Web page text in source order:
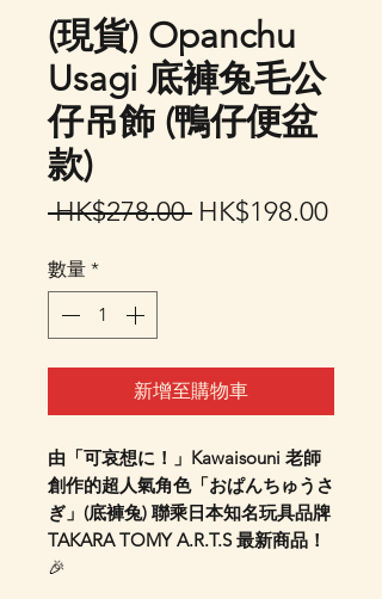
(現貨) Opanchu
Usagi 底褲兔毛公
仔吊飾 (鴨仔便盆
款)
HK$278.00 一
HK$198.00促
數量 *
新增至購物車
由「可哀想に！」Kawaisouni 老師
創作的超人氣角色「おぱんちゅうさ
ぎ」(底褲兔) 聯乘日本知名玩具品牌
TAKARA TOMY A.R.T.S 最新商品！
🎉